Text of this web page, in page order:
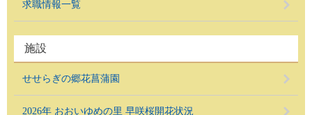
求職情報一覧
施設
せせらぎの郷花菖蒲園
2026年 おおいゆめの里 早咲桜開花状況